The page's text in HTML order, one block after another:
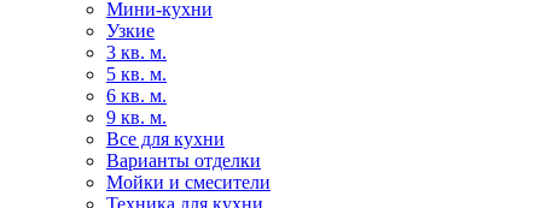
Мини-кухни
Узкие
3 кв. м.
5 кв. м.
6 кв. м.
9 кв. м.
Все для кухни
Варианты отделки
Мойки и смесители
Техника для кухни